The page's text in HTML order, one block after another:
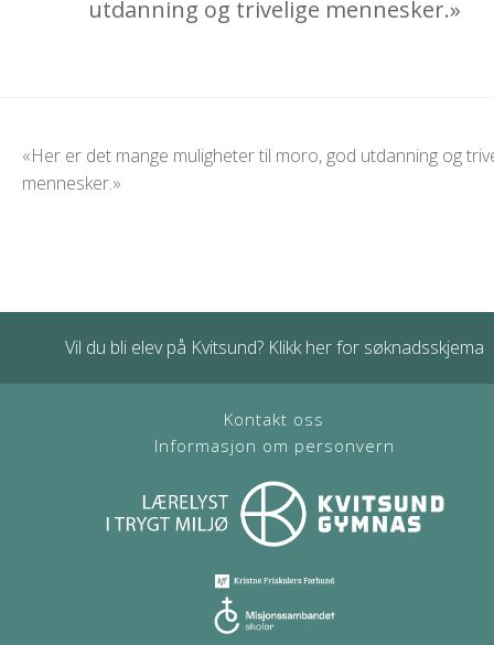
utdanning og trivelige mennesker.»
«Her er det mange muligheter til moro, god utdanning og
mennesker.»
Vil du bli elev på Kvitsund? Klikk her for søknadsskjema
Kontakt oss
Informasjon om personvern